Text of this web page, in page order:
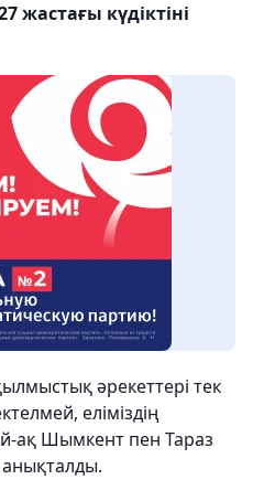
жастағы күдіктіні
әрекеттері тек
еліміздің
ақ Шымкент пен Тараз